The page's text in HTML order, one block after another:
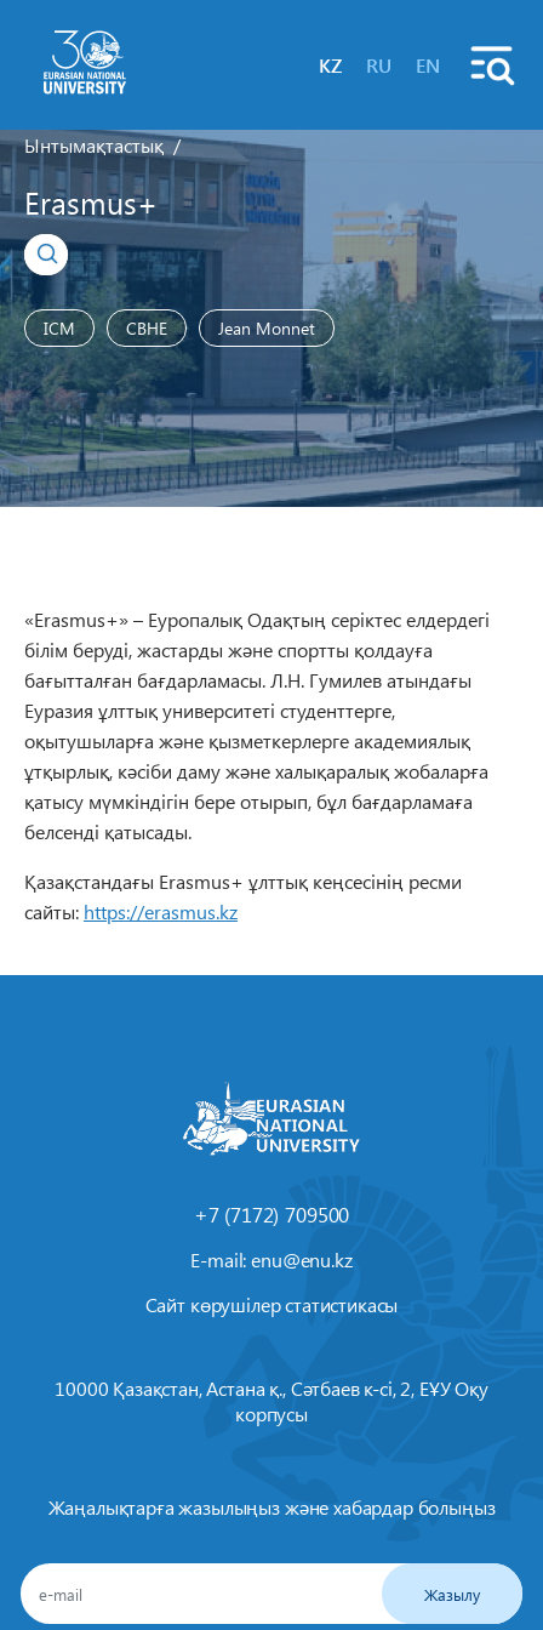
KZ RU EN
Ынтымақтастық
Erasmus+
ICM CBHE Jean Monnet
«Erasmus+» – Еуропалық Одақтың серіктес елдердегі
білім беруді, жастарды және спортты қолдауға
бағытталған бағдарламасы. Л.Н. Гумилев атындағы
Еуразия ұлттық университеті студенттерге,
оқытушыларға және қызметкерлерге академиялық
ұтқырлық, кәсіби даму және халықаралық жобаларға
қатысу мүмкіндігін бере отырып, бұл бағдарламаға
белсенді қатысады.
Қазақстандағы Erasmus+ ұлттық кеңсесінің ресми
сайты: https://erasmus.kz
+7 (7172) 709500
E-mail:enu@enu.kz
Сайт көрушілер статистикасы
10000 Қазақстан, Астана қ., Сәтбаев к-сі, 2, ЕҰУ Оқу
корпусы
Жаңалықтарға жазылыңыз және хабардар болыңыз
Жазылу